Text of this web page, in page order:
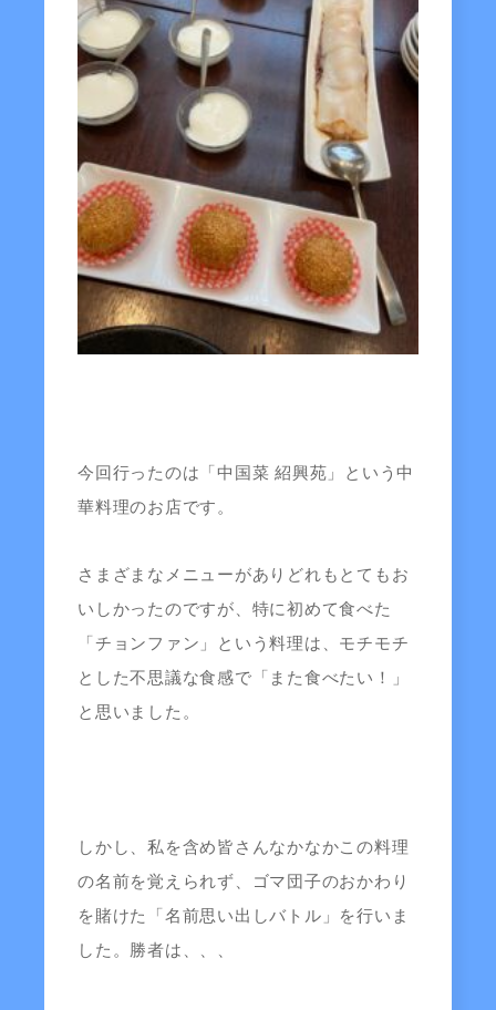
今回行ったのは「中国菜 紹興苑」という中
華料理のお店です。
さまざまなメニューがありどれもとてもお
いしかったのですが、特に初めて食べた
「チョンファン」という料理は、モチモチ
とした不思議な食感で「また食べたい！」
と思いました。
しかし、私を含め皆さんなかなかこの料理
の名前を覚えられず、ゴマ団子のおかわり
を賭けた「名前思い出しバトル」を行いま
した。勝者は、、、